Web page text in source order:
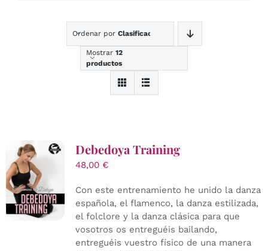
Ordenar por Clasificación
Mostrar 12
productos
Debedoya Training
48,00 €
Con este entrenamiento he unido la danza
española, el flamenco, la danza estilizada,
el folclore y la danza clásica para que
vosotros os entreguéis bailando,
entreguéis vuestro físico de una manera